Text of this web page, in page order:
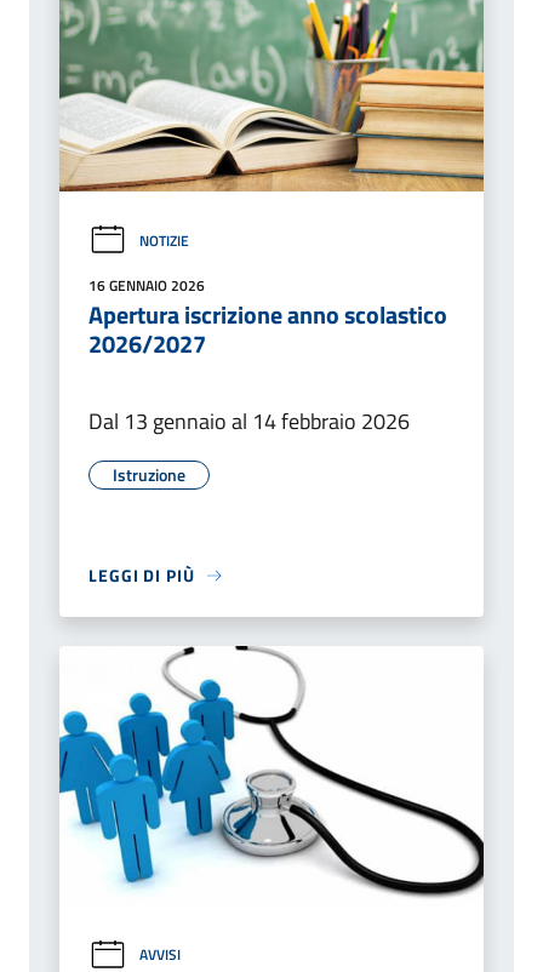
NOTIZIE
16 GENNAIO 2026
Apertura iscrizione anno scolastico
2026/2027
Dal 13 gennaio al 14 febbraio 2026
Istruzione
LEGGI DI PIÙ
AVVISI